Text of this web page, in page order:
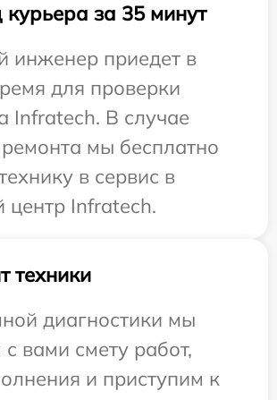
за 35 минут
инженер приедет в
для проверки
Infratech. В случае
мы бесплатно
в сервис в
центр Infratech.
техники
диагностики мы
с вами смету работ,
и приступим к